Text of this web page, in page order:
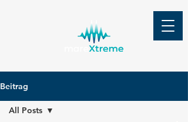
Beitrag
All Posts